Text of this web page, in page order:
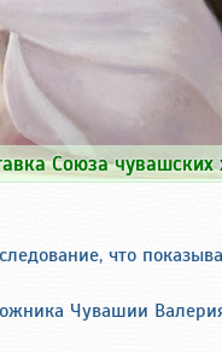
Союза
что
Чувашии